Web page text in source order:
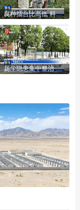
良种擂台比高低 科技助农促丰收
扬尘隐患集中整治 多点发力筑牢城市“防尘网”